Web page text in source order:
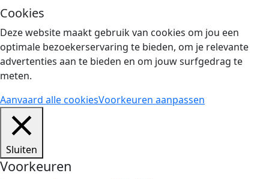
Cookies
Deze website maakt gebruik van cookies om jou een
optimale bezoekerservaring te bieden, om je relevante
advertenties aan te bieden en om jouw surfgedrag te
meten.
Aanvaard alle cookiesVoorkeuren aanpassen
Sluiten
Voorkeuren